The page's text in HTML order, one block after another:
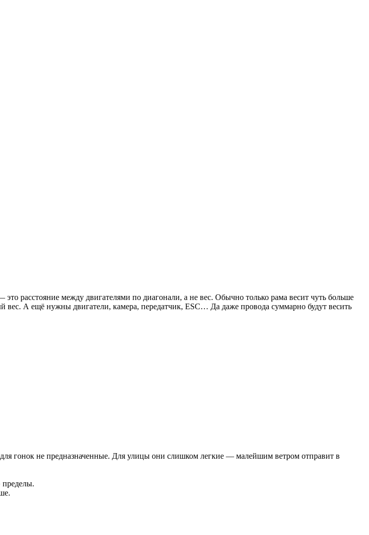
расстояние между двигателями по диагонали, а не вес. Обычно только рама весит чуть больше
А ещё нужны двигатели, камера, передатчик, ESC… Да даже провода суммарно будут весить
гонок не предназначенные. Для улицы они слишком легкие — малейшим ветром отправит в
пределы.